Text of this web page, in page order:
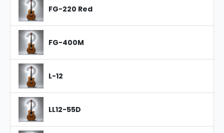
FG-220 Red
FG-400M
L-12
LL12-55D